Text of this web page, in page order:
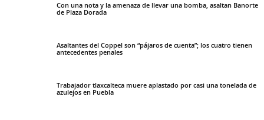
Con una nota y la amenaza de llevar una bomba, asaltan Banorte
de Plaza Dorada
Asaltantes del Coppel son “pájaros de cuenta”; los cuatro tienen
antecedentes penales
Trabajador tlaxcalteca muere aplastado por casi una tonelada de
azulejos en Puebla